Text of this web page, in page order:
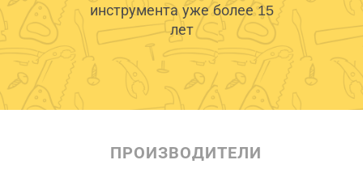
инструмента уже более 15
лет
ПРОИЗВОДИТЕЛИ